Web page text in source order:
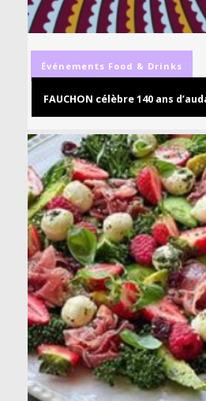
Événements Food & Drinks
FAUCHON célèbre 140 ans